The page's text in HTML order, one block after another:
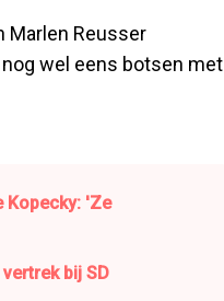
Marlen Reusser
wel eens botsen met
Kopecky: 'Ze
bij SD